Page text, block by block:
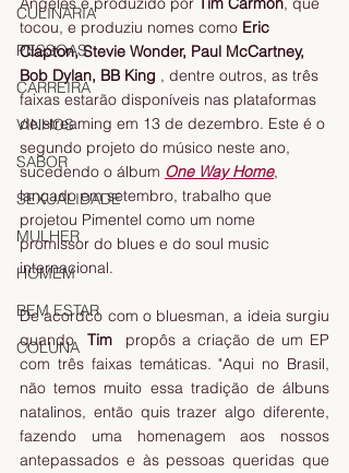
CULINÁRIA
PESSOAS
CARREIRA
VINHOS
SABOR
SEXUALIDADE
MULHER
HOMEM
BEM ESTAR
COLUNA
tocou, e produziu nomes como Eric
Clapton, Stevie Wonder, Paul McCartney,
Bob Dylan, BB King , dentre outros, as três
faixas estarão disponíveis nas plataformas
de streaming em 13 de dezembro. Este é o
segundo projeto do músico neste ano,
sucedendo o álbum One Way Home,
lançado em setembro, trabalho que
projetou Pimentel como um nome
promissor do blues e do soul music
internacional.
De acordco com o bluesman, a ideia surgiu
quando Tim
propôs a criação de um EP
com três faixas temáticas. "Aqui no Brasil,
não temos muito essa tradição de álbuns
natalinos, então quis trazer algo diferente,
fazendo uma homenagem aos nossos
antepassados e às pessoas queridas que